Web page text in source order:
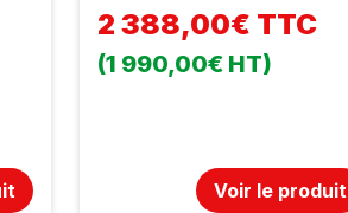
2 388,00€ TTC
(1 990,00€ HT)
Voir le produit